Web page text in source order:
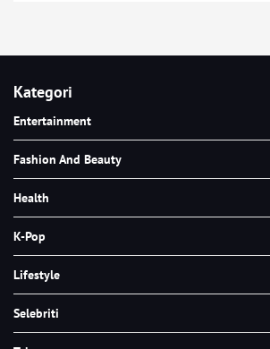
Kategori
Entertainment
Fashion And Beauty
Health
K-Pop
Lifestyle
Selebriti